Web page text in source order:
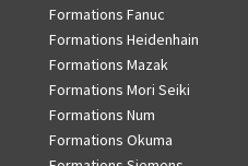
Formations Fanuc
Formations Heidenhain
Formations Mazak
Formations Mori Seiki
Formations Num
Formations Okuma